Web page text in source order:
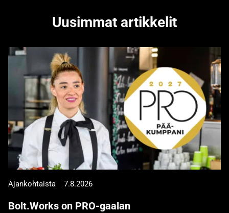
Uusimmat artikkelit
Ajankohtaista 7.8.2026
Bolt.Works on PRO-gaalan